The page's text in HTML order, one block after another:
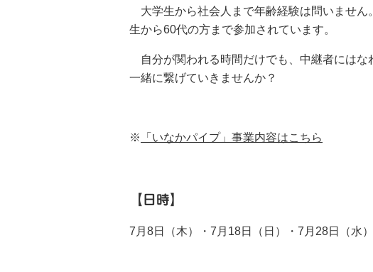
大学生から社会人まで年齢経験は問いません
生から60代の方まで参加されています。
自分が関われる時間だけでも、中継者にはな
一緒に繋げていきませんか？
※ 「いなかパイプ」事業内容はこちら
【日時】
7月8日（木）・7月18日（日）・7月28日（水